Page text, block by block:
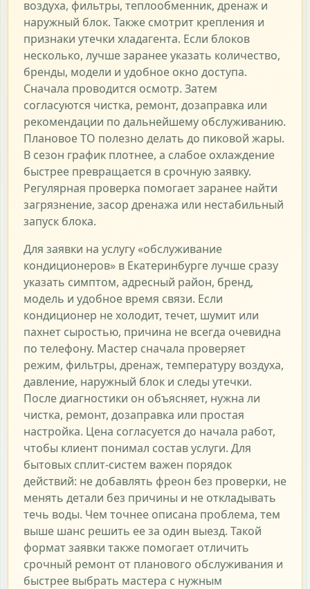
воздуха, фильтры, теплообменник, дренаж и
наружный блок. Также смотрит крепления и
признаки утечки хладагента. Если блоков
несколько, лучше заранее указать количество,
бренды, модели и удобное окно доступа.
Сначала проводится осмотр. Затем
согласуются чистка, ремонт, дозаправка или
рекомендации по дальнейшему обслуживанию.
Плановое ТО полезно делать до пиковой жары.
В сезон график плотнее, а слабое охлаждение
быстрее превращается в срочную заявку.
Регулярная проверка помогает заранее найти
загрязнение, засор дренажа или нестабильный
запуск блока.
Для заявки на услугу «обслуживание
кондиционеров» в Екатеринбурге лучше сразу
указать симптом, адресный район, бренд,
модель и удобное время связи. Если
кондиционер не холодит, течет, шумит или
пахнет сыростью, причина не всегда очевидна
по телефону. Мастер сначала проверяет
режим, фильтры, дренаж, температуру воздуха,
давление, наружный блок и следы утечки.
После диагностики он объясняет, нужна ли
чистка, ремонт, дозаправка или простая
настройка. Цена согласуется до начала работ,
чтобы клиент понимал состав услуги. Для
бытовых сплит-систем важен порядок
действий: не добавлять фреон без проверки, не
менять детали без причины и не откладывать
течь воды. Чем точнее описана проблема, тем
выше шанс решить ее за один выезд. Такой
формат заявки также помогает отличить
срочный ремонт от планового обслуживания и
быстрее выбрать мастера с нужным